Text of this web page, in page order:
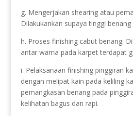
g. Mengerjakan shearing atau
Dilakukankan supaya tinggi
h. Proses finishing cabut benang.
antar warna pada karpet terdapat
i. Pelaksanaan finishing pinggiran
dengan melipat kain pada keliling
pemangkasan benang pada
kelihatan bagus dan rapi.